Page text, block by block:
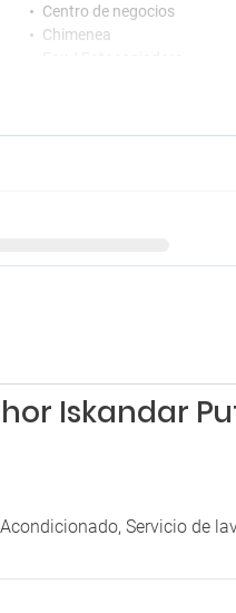
Centro de negocios
Chimenea
Seguridad
Iskandar
Servicio de